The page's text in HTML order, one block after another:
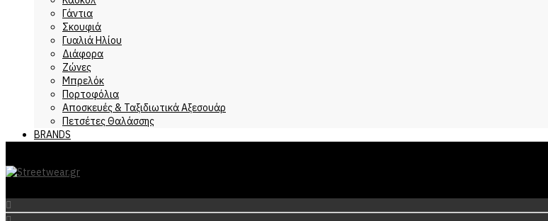
Γάντια
Σκουφιά
Γυαλιά Ηλίου
Διάφορα
Ζώνες
Μπρελόκ
Πορτοφόλια
Αποσκευές & Ταξιδιωτικά Αξεσουάρ
Πετσέτες Θαλάσσης
BRANDS